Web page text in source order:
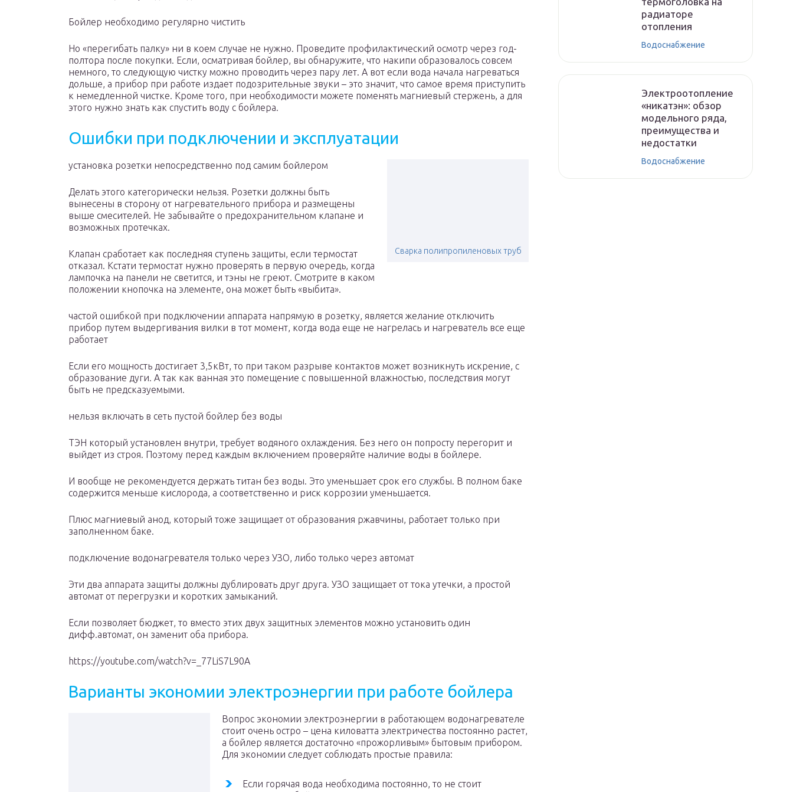
Бойлер необходимо регулярно чистить
Но «перегибать палку» ни в коем случае не нужно. Проведите профилактический осмотр через год-
полтора после покупки. Если, осматривая бойлер, вы обнаружите, что накипи образовалось совсем
немного, то следующую чистку можно проводить через пару лет. А вот если вода начала нагреваться
дольше, а прибор при работе издает подозрительные звуки – это значит, что самое время приступить
к немедленной чистке. Кроме того, при необходимости можете поменять магниевый стержень, а для
этого нужно знать как спустить воду с бойлера.
Ошибки при подключении и эксплуатации
Сварка полипропиленовых труб
установка розетки непосредственно под самим бойлером
Делать этого категорически нельзя. Розетки должны быть
вынесены в сторону от нагревательного прибора и размещены
выше смесителей. Не забывайте о предохранительном клапане и
возможных протечках.
Клапан сработает как последняя ступень защиты, если термостат
отказал. Кстати термостат нужно проверять в первую очередь, когда
лампочка на панели не светится, и тэны не греют. Смотрите в каком
положении кнопочка на элементе, она может быть «выбита».
частой ошибкой при подключении аппарата напрямую в розетку, является желание отключить
прибор путем выдергивания вилки в тот момент, когда вода еще не нагрелась и нагреватель все еще
работает
Если его мощность достигает 3,5кВт, то при таком разрыве контактов может возникнуть искрение, с
образование дуги. А так как ванная это помещение с повышенной влажностью, последствия могут
быть не предсказуемыми.
нельзя включать в сеть пустой бойлер без воды
ТЭН который установлен внутри, требует водяного охлаждения. Без него он попросту перегорит и
выйдет из строя. Поэтому перед каждым включением проверяйте наличие воды в бойлере.
И вообще не рекомендуется держать титан без воды. Это уменьшает срок его службы. В полном баке
содержится меньше кислорода, а соответственно и риск коррозии уменьшается.
Плюс магниевый анод, который тоже защищает от образования ржавчины, работает только при
заполненном баке.
подключение водонагревателя только через УЗО, либо только через автомат
Эти два аппарата защиты должны дублировать друг друга. УЗО защищает от тока утечки, а простой
автомат от перегрузки и коротких замыканий.
Если позволяет бюджет, то вместо этих двух защитных элементов можно установить один
дифф.автомат, он заменит оба прибора.
https://youtube.com/watch?v=_77LiS7L90A
Варианты экономии электроэнергии при работе бойлера
Вопрос экономии электроэнергии в работающем водонагревателе
стоит очень остро – цена киловатта электричества постоянно растет,
а бойлер является достаточно «прожорливым» бытовым прибором.
Для экономии следует соблюдать простые правила:
Если горячая вода необходима постоянно, то не стоит
радиаторе
отопления
Водоснабжение
Электроотопление
«никатэн»: обзор
модельного ряда,
преимущества и
недостатки
Водоснабжение